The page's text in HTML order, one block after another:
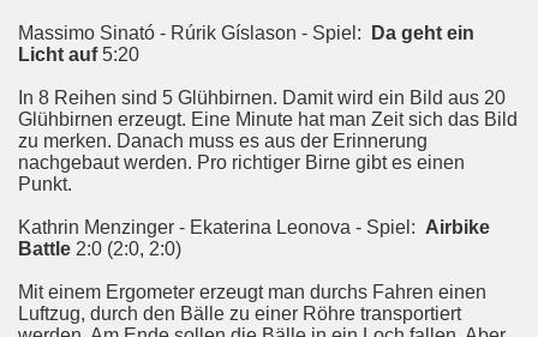
Massimo Sinató - Rúrik Gíslason - Spiel:
Da geht ein
Licht auf5:20
In 8 Reihen sind 5 Glühbirnen. Damit wird ein Bild aus 20
Glühbirnen erzeugt. Eine Minute hat man Zeit sich das Bild
zu merken. Danach muss es aus der Erinnerung
nachgebaut werden. Pro richtiger Birne gibt es einen
Punkt.
Kathrin Menzinger - Ekaterina Leonova - Spiel: Airbike
Battle 2:0 (2:0, 2:0)
Mit einem Ergometer erzeugt man durchs Fahren einen
Luftzug, durch den Bälle zu einer Röhre transportiert